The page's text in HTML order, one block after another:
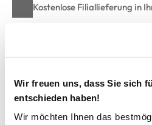
Wir freuen uns, dass Sie sich
entschieden haben!
Wir möchten Ihnen das
Kostenlose Filiallieferung in